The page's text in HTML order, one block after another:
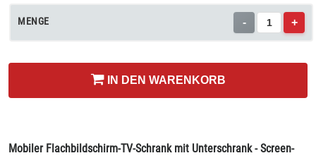
MENGE - +
IN DEN WARENKORB
Mobiler Flachbildschirm-TV-Schrank mit Unterschrank - Screen-